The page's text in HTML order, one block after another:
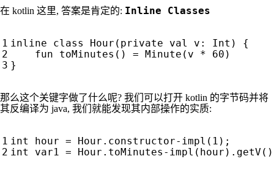
在 kotlin 这里, 答案是肯定的: Inline Classes
inline class Hour ( private val v : Int )
{
fun
toMinutes () = Minute ( v * 60 )
}
那么这个关键字做了什么呢? 我们可以打开 kotlin 的字节码并将
其反编译为 java, 我们就能发现其内部操作的实质:
int hour = Hour . constructor- impl ( 1 );
int
var1 = Hour . toMinutes - impl ( hour ). getV